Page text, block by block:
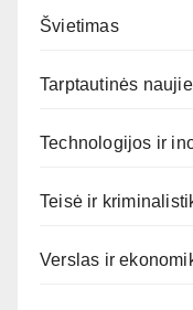
Švietimas
Tarptautinės
Technologijos ir
Teisė ir
Verslas ir